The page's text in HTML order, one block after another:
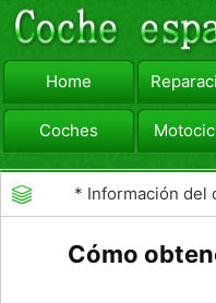
Home
Coches
viajar
* Información del
Cómo